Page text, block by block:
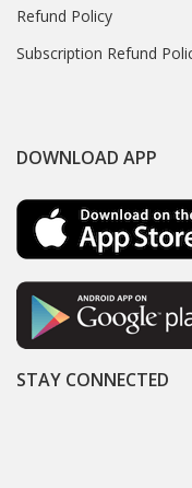
Refund Policy
Subscription Refund
DOWNLOAD APP
STAY CONNECTED